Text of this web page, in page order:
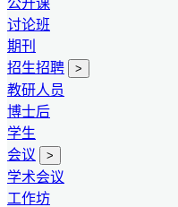
讨论班
期刊
招生招聘
>
教研人员
博士后
学生
会议
>
学术会议
工作坊